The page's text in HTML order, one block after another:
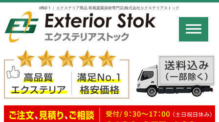
oftb2-1 ｜ エクステリア商品 和風庭園資材専門店|株式会社エクステリアストック